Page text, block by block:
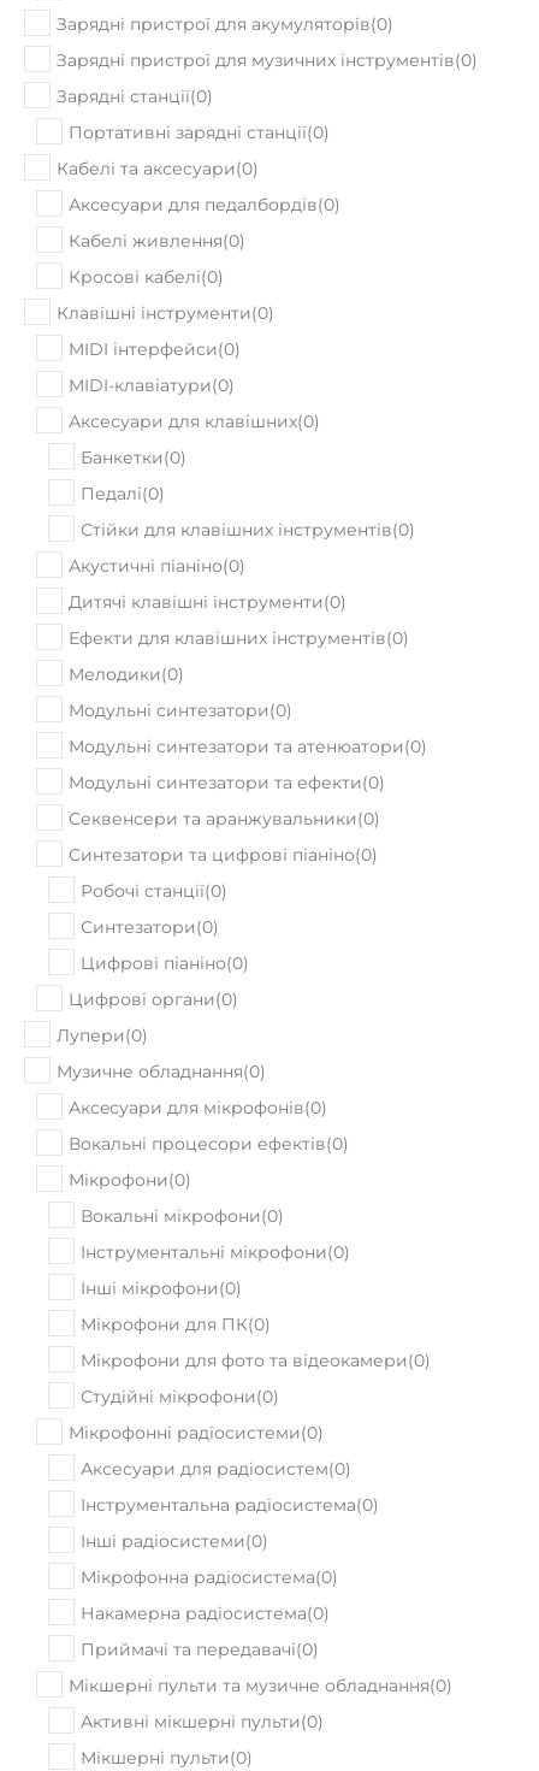
Зарядні пристрої для акумуляторів(0)
Зарядні пристрої для музичних інструментів(0)
Зарядні станції(0)
Портативні зарядні станції(0)
Кабелі та аксесуари(0)
Аксесуари для педалбордів(0)
Кабелі живлення(0)
Кросові кабелі(0)
Клавішні інструменти(0)
MIDI інтерфейси(0)
MIDI-клавіатури(0)
Аксесуари для клавішних(0)
Банкетки(0)
Педалі(0)
Стійки для клавішних інструментів(0)
Акустичні піаніно(0)
Дитячі клавішні інструменти(0)
Ефекти для клавішних інструментів(0)
Мелодики(0)
Модульні синтезатори(0)
Модульні синтезатори та атенюатори(0)
Модульні синтезатори та ефекти(0)
Секвенсери та аранжувальники(0)
Синтезатори та цифрові піаніно(0)
Робочі станції(0)
Синтезатори(0)
Цифрові піаніно(0)
Цифрові органи(0)
Лупери(0)
Музичне обладнання(0)
Аксeсуари для мікрофонів(0)
Вокальні процесори ефектів(0)
Мікрофони(0)
Вокальні мікрофони(0)
Інструментальні мікрофони(0)
Інші мікрофони(0)
Мікрофони для ПК(0)
Мікрофони для фото та відеокамери(0)
Студійні мікрофони(0)
Мікрофонні радіосистеми(0)
Аксесуари для радіосистем(0)
Інструментальна радіосистема(0)
Інші радіосистеми(0)
Мікрофонна радіосистема(0)
Накамерна радіосистема(0)
Приймачі та передавачі(0)
Мікшерні пульти та музичне обладнання(0)
Активні мікшерні пульти(0)
Мікшерні пульти(0)